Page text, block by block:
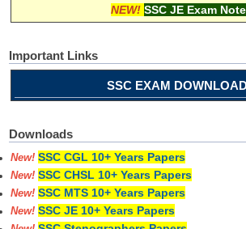
NEW! SSC JE Exam
Important Links
SSC EXAM
Downloads
New! SSC CGL 10+ Years Papers
New! SSC CHSL 10+ Years Papers
New! SSC MTS 10+ Years Papers
New! SSC JE 10+ Years Papers